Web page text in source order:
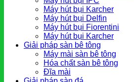
Máy hút bụi Karcher
Máy hút bụi Delfin
Máy hút bụi Fiorentini
Máy hút bụi Karcher
Giải pháp sàn bê tông
Máy mài sàn bê tông
Hóa chất sàn bê tông
Đĩa mài